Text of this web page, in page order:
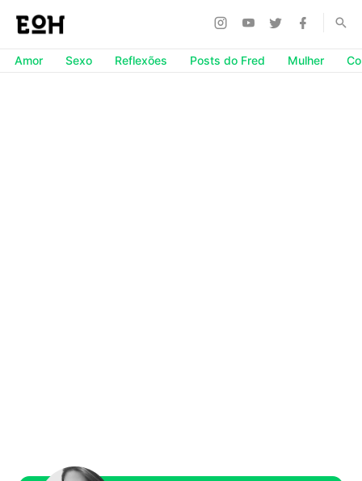
Amor Sexo Reflexões Posts do Fred Mulher